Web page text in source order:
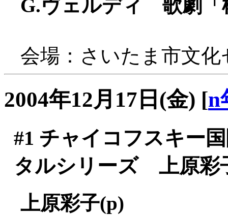
G.ヴェルディ 歌劇「
会場：さいたま市文化
2004年12月17日(金) [n
#1 チャイコフスキー
タルシリーズ 上原彩
上原彩子(p)